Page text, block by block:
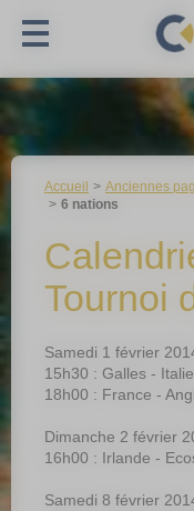
Accueil Anciennes
6 nations
Tournoi
Samedi 1 février
15h30 : Galles - Italie
18h00 : France -
Dimanche 2 février
16h00 : Irlande -
Samedi 8 février